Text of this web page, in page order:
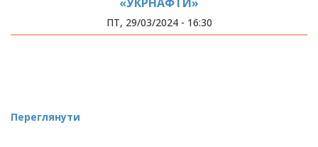
ПТ, 29/03/2024 - 16:30
Переглянути